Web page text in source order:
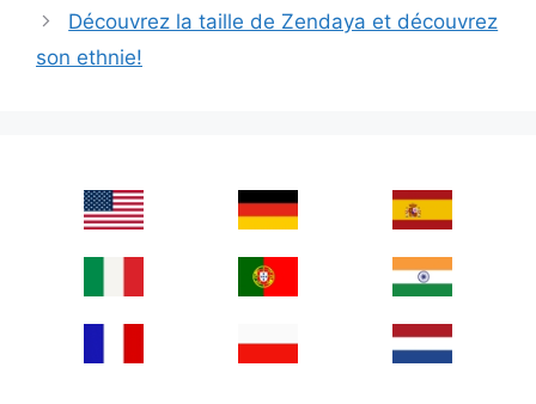
Découvrez la taille de Zendaya et découvrez
son ethnie!